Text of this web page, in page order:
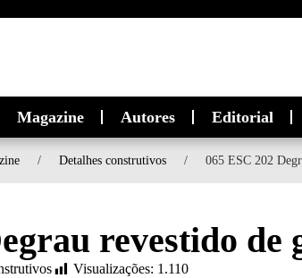
Magazine Autores Editorial
/ Detalhes construtivos / 065 ESC 202
revestido de
Visualizações: 1.110